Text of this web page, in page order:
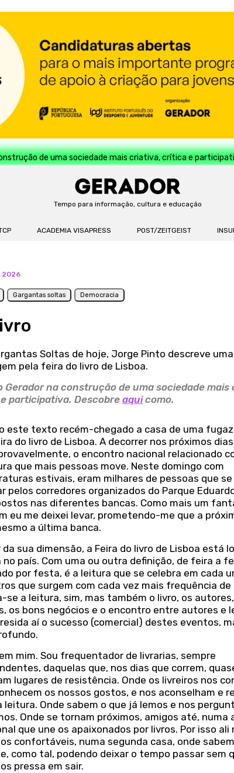
de uma sociedade mais criativa, crítica e
Tempo para informação, cultura e educação
ACADEMIA VISAPRESS POST/ZEITGEIST
2026
Gargantas soltas Democracia
Soltas de hoje, Jorge Pinto descreve
pela feira do livro de Lisboa.
Gerador na construção de uma sociedade mais
participativa. Descobreaquicomo.
este texto recém-chegado a casa de uma
do livro de Lisboa. A decorrer nos próximos
o encontro nacional relacionado
que mais pessoas move. Neste domingo com
estivais, eram milhares de pessoas que
pelos corredores organizados do Parque
nas diferentes bancas. Como mais um
eu me deixei levar, prometendo-me que a
a última banca.
da sua dimensão, a Feira do livro de Lisboa está
no país. Com uma ou outra definição, de feira a
por festa, é a leitura que se celebra em cada
que surgem com cada vez mais frequência de
se a leitura, sim, mas também o livro, os
os bons negócios e o encontro entre autores e
aí o sucesso (comercial) destes eventos,
mim. Sou frequentador de livrarias, sempre
daquelas que, nos dias que correm,
lugares de resistência. Onde os livreiros nos
os nossos gostos, e nos aconselham e
leitura. Onde sabem o que já lemos e nos
Onde se tornam próximos, amigos até, numa
que une os apaixonados por livros. Por isso ali
confortáveis, numa segunda casa, onde
como tal, podendo deixar o tempo passar sem
pressa em sair.